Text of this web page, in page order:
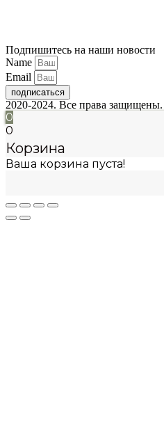
Подпишитесь на наши новости
Name
Email
подписаться
2020-2024. Все права защищены.
0
0
Корзина
Ваша корзина пуста!